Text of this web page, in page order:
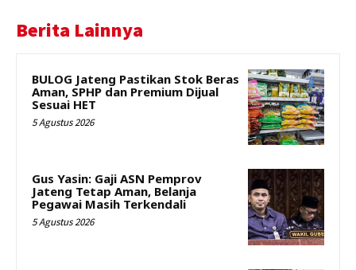
Berita Lainnya
BULOG Jateng Pastikan Stok Beras
Aman, SPHP dan Premium Dijual
Sesuai HET
5 Agustus 2026
Gus Yasin: Gaji ASN Pemprov
Jateng Tetap Aman, Belanja
Pegawai Masih Terkendali
5 Agustus 2026